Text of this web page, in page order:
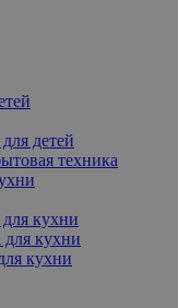
детей
техника
кухни
для кухни
кухни